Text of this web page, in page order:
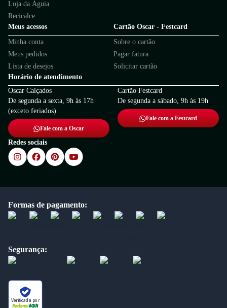
Loja da Águia
Recicalce
Meus acessos
Minha conta
Meus pedidos
Lista de desejos
Cartão Oscar - Festcard
Sobre o cartão
Pagar fatura
Solicitar cartão
Horário de atendimento
Oscar Calçados
De segunda a sexta, 9h às 17h
(exceto feriados)
Fale com a Oscar
Cartão Festcard
De segunda a sábado, 9h às 19h
Fale com a Festcard
Redes sociais
Formas de pagamento:
Segurança:
Verificada por